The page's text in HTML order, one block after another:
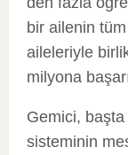
bir ailenin
aileleriyle
milyona
Gemici,
sisteminin